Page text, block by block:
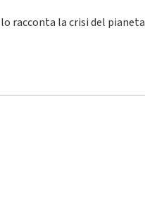
racconta la crisi del pianeta